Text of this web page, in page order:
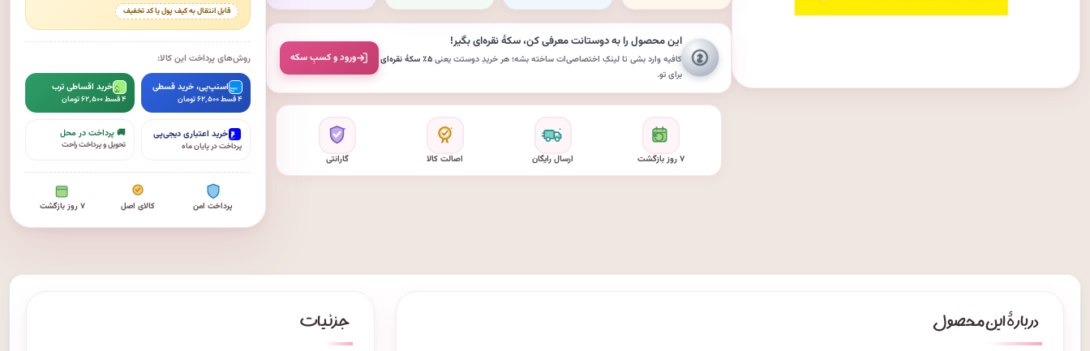
این محصول را به دوستانت معرفی کن،سکهٔ نقره‌ایبگیر!
کافیه وارد بشی تا لینکِ اختصاصی‌ات ساخته بشه؛ هر خریدِ دوستت یعنی۵٪ سکهٔ نقره‌ای
برای تو.
ورود و کسبِ سکه
۷ روز بازگشت ارسال رایگان اصالت کالا گارانتی
قابل انتقال به کیف پول یا کد تخفیف
روش‌های پرداخت این کالا:
اسنپ‌پی، خرید قسطی
۴ قسط ۶۲٬۵۰۰ تومان
خرید اقساطی ترب
۴ قسط ۶۲٬۵۰۰ تومان
خرید اعتباری دیجی‌پی
پرداخت در پایان ماه
🚚 پرداخت در محل
تحویل و پرداخت راحت
پرداخت امن کالای اصل ۷ روز بازگشت